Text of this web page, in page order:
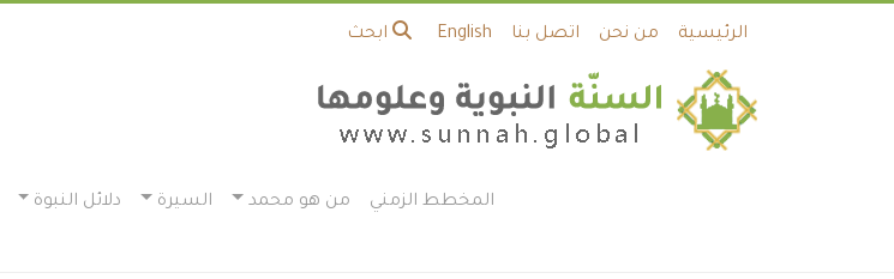
الرئيسية من نحن اتصل بنا English ابحث
المخطط الزمني من هو محمد السيرة دلائل النبوة